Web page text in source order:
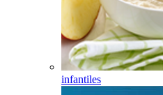
infantiles